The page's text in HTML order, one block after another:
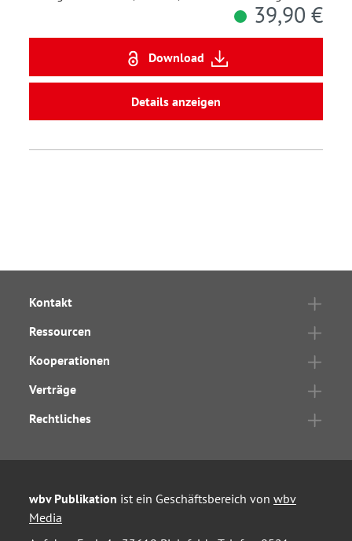
39,90 €
Download
Details anzeigen
Kontakt
Ressourcen
Kooperationen
Verträge
Rechtliches
wbv Publikation ist ein Geschäftsbereich von wbv
Media